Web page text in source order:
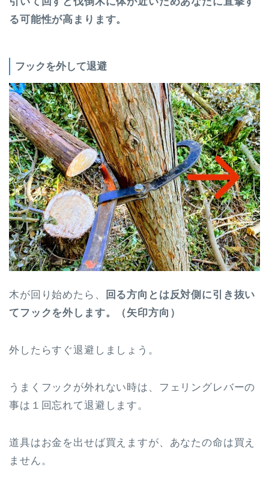
る可能性が高まります。
フックを外して退避
木が回り始めたら、
回る方向とは反対側に引き抜い
てフックを外します。（矢印方向）
外したらすぐ退避しましょう。
うまくフックが外れない時は、フェリングレバーの
事は１回忘れて退避します。
道具はお金を出せば買えますが、あなたの命は買え
ません。